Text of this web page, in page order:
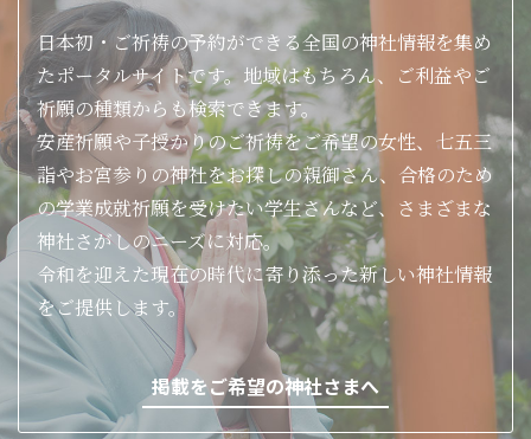
日本初・ご祈祷の予約ができる全国の神社情報を集め
たポータルサイトです。地域はもちろん、ご利益やご
祈願の種類からも検索できます。
安産祈願や子授かりのご祈祷をご希望の女性、七五三
詣やお宮参りの神社をお探しの親御さん、合格のため
の学業成就祈願を受けたい学生さんなど、さまざまな
神社さがしのニーズに対応。
令和を迎えた現在の時代に寄り添った新しい神社情報
をご提供します。
掲載をご希望の神社さまへ